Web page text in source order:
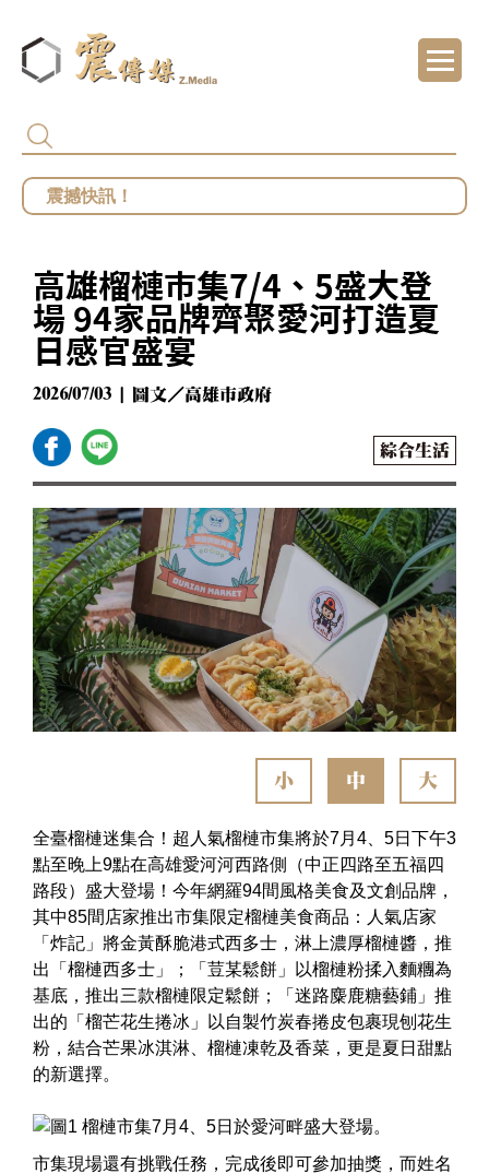
鄭麗文勝選國民黨主席 王鴻薇曝首要任務：
高雄榴槤市集7/4、5盛大登
場 94家品牌齊聚愛河打造夏
日感官盛宴
2026/07/03 | 圖文／高雄市政府
綜合生活
小 中 大
全臺榴槤迷集合！超人氣榴槤市集將於7月4、5日下午3
點至晚上9點在高雄愛河河西路側（中正四路至五福四
路段）盛大登場！今年網羅94間風格美食及文創品牌，
其中85間店家推出市集限定榴槤美食商品：人氣店家
「炸記」將金黃酥脆港式西多士，淋上濃厚榴槤醬，推
出「榴槤西多士」；「荳某鬆餅」以榴槤粉揉入麵糰為
基底，推出三款榴槤限定鬆餅；「迷路麋鹿糖藝鋪」推
出的「榴芒花生捲冰」以自製竹炭春捲皮包裹現刨花生
粉，結合芒果冰淇淋、榴槤凍乾及香菜，更是夏日甜點
的新選擇。
市集現場還有挑戰任務，完成後即可參加抽獎，而姓名